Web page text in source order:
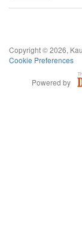
Copyright © 2026,
Cookie Preferences
Powered by